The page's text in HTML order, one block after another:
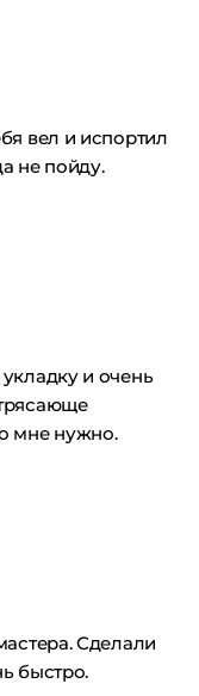
вел и испортил
не пойду.
и очень
мне нужно.
Сделали
быстро.